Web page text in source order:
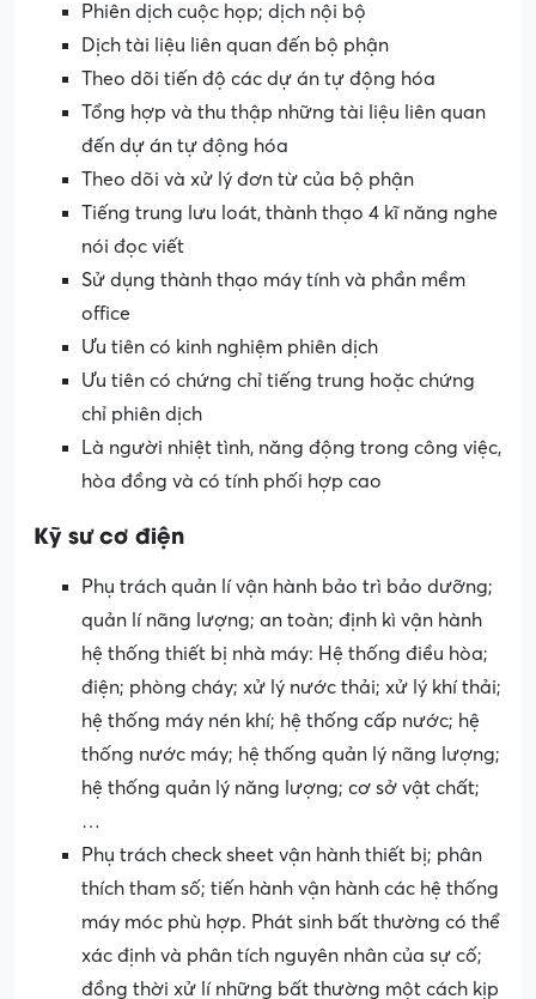
Phiên dịch cuộc họp; dịch nội bộ
Dịch tài liệu liên quan đến bộ phận
Theo dõi tiến độ các dự án tự động hóa
Tổng hợp và thu thập những tài liệu liên quan
đến dự án tự động hóa
Theo dõi và xử lý đơn từ của bộ phận
Tiếng trung lưu loát, thành thạo 4 kĩ năng nghe
nói đọc viết
Sử dụng thành thạo máy tính và phần mềm
office
Ưu tiên có kinh nghiệm phiên dịch
Ưu tiên có chứng chỉ tiếng trung hoặc chứng
chỉ phiên dịch
Là người nhiệt tình, năng động trong công việc,
hòa đồng và có tính phối hợp cao
Kỹ sư cơ điện
Phụ trách quản lí vận hành bảo trì bảo dưỡng;
quản lí nãng lượng; an toàn; định kì vận hành
hệ thống thiết bị nhà máy: Hệ thống điều hòa;
điện; phòng cháy; xử lý nước thải; xử lý khí thải;
hệ thống máy nén khí; hệ thống cấp nước; hệ
thống nước máy; hệ thống quản lý nãng lượng;
hệ thống quản lý năng lượng; cơ sở vật chất;
…
Phụ trách check sheet vận hành thiết bị; phân
thích tham số; tiến hành vận hành các hệ thống
máy móc phù hợp. Phát sinh bất thường có thể
xác định và phân tích nguyên nhân của sự cố;
đồng thời xử lí những bất thường một cách kịp